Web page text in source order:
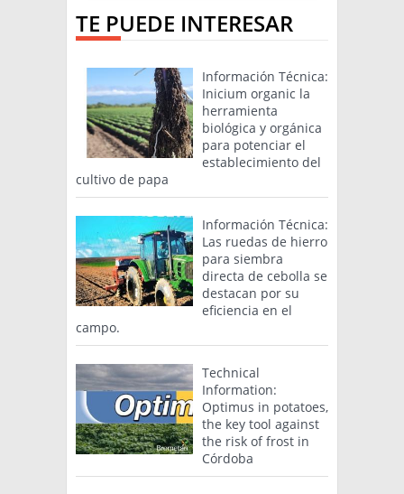
TE PUEDE INTERESAR
Información Técnica:
Inicium organic la
herramienta
biológica y orgánica
para potenciar el
establecimiento del
cultivo de papa
Información Técnica:
Las ruedas de hierro
para siembra
directa de cebolla se
destacan por su
eficiencia en el
campo.
Technical
Information:
Optimus in potatoes,
the key tool against
the risk of frost in
Córdoba